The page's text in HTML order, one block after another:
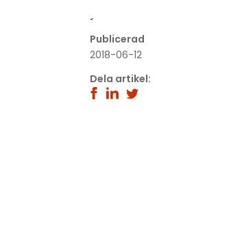
´
Publicerad
2018-06-12
Dela artikel: